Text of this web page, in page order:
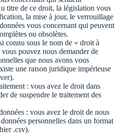
titre de ce droit, la législation vous
la mise à jour, le verrouillage
vous concernant qui peuvent
ou obsolètes.
connu sous le nom de « droit à
pouvez nous demander de
que nous avons vous
une raison juridique impérieuse
: vous avez le droit dans
de suspendre le traitement des
: vous avez le droit de nous
personnelles dans un format
.csv).